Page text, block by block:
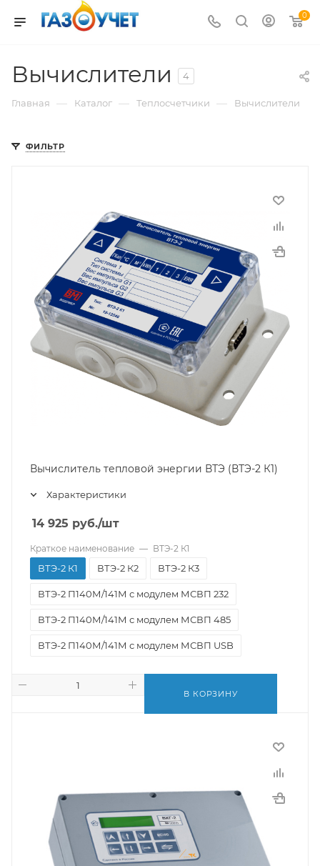
0
Вычислители 4
Главная — Каталог — Теплосчетчики — Вычислители
ФИЛЬТР
Вычислитель тепловой энергии ВТЭ (ВТЭ-2 К1)
Характеристики
14 925 руб./шт
Краткое наименование — ВТЭ-2 К1
ВТЭ-2 К1 ВТЭ-2 К2 ВТЭ-2 К3
ВТЭ-2 П140М/141М с модулем МСВП 232
ВТЭ-2 П140М/141М с модулем МСВП 485
ВТЭ-2 П140М/141М с модулем МСВП USB
В КОРЗИНУ